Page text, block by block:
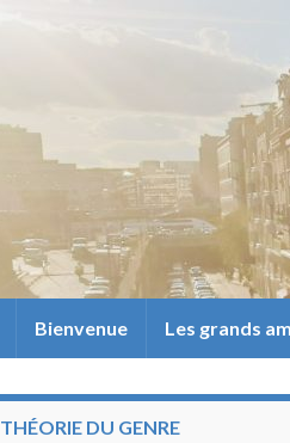
Bienvenue Les grands
THÉORIE DU GENRE